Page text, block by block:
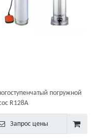
погружной
R128A
Запрос цены